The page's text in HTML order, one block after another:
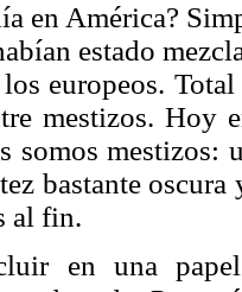
en América?
estado
europeos.
mestizos.
somos mestizos:
bastante
al fin.
en una